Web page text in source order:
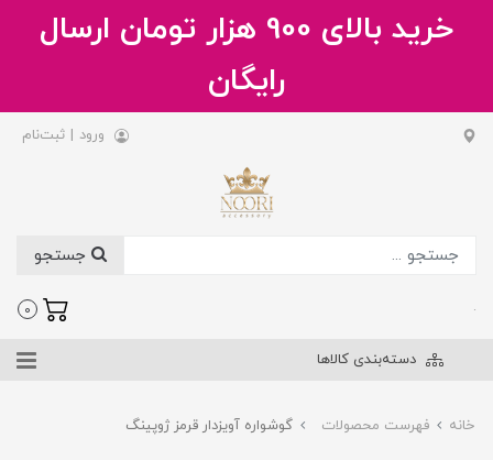
خرید بالای 900 هزار تومان ارسال
رایگان
ورود | ثبت‌نام
.
0
دسته‌بندی کالاها
خانه فهرست محصولات گوشواره آویزدار قرمز ژوپینگ